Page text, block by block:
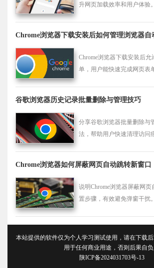
升网页加载效率和用户体验。
Chrome浏览器下载安装后如何管理浏览器自
Chrome浏览器下载安装后
单，用户能快速完成网页表
谷歌浏览器历史记录批量删除与管理技巧
分享谷歌浏览器批量删除与
法，帮助用户快速清理访问
Chrome浏览器如何屏蔽网页自动跳转新窗口
说明Chrome浏览器屏蔽网
置步骤，有效避免弹窗干扰。
本站提供的软件仅为个人学习测试使用，请在下载
用于任何商业用途，否则后果自负
陕ICP备2024031703号-13